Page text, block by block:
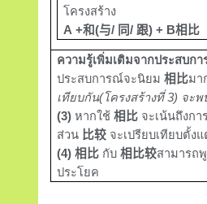
โครงสร้าง
A +和(与/ 同/ 跟) + B相比
ความรู้เพิ่มเติมจากประสบก
ประสบการณ์จะนิยม相比มา
เทียบกัน(โครงสร้างที่3) จะ
(3)หากใช้ 相比 จะเน้นถึงก
ส่วน 比较 จะเปรียบเทียบตั้ง
(4)相比 กับ 相比较สามารถ
ประโยค